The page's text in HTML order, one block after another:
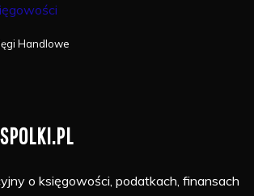
Handlowe
o księgowości, podatkach, finansach